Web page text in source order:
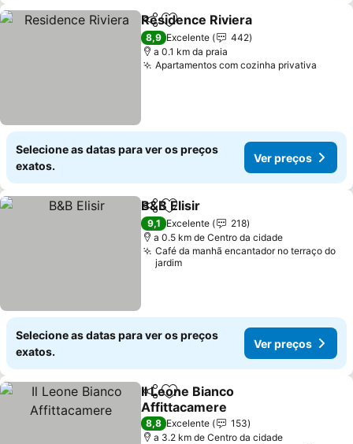
PartilharAdicionar aos favoritos
Residence Riviera
8,9 Excelente
442
a 0.1 km da praia
Apartamentos com cozinha privativa
Selecione as datas para ver os preços
exatos.
Ver preços
PartilharAdicionar aos favoritos
B&B Elisir
9,1 Excelente
218
a 0.5 km de Centro da cidade
Café da manhã encantador no terraço do
jardim
Selecione as datas para ver os preços
exatos.
Ver preços
PartilharAdicionar aos favoritos
Il Leone Bianco
Affittacamere
8,8 Excelente
153
a 3.2 km de Centro da cidade